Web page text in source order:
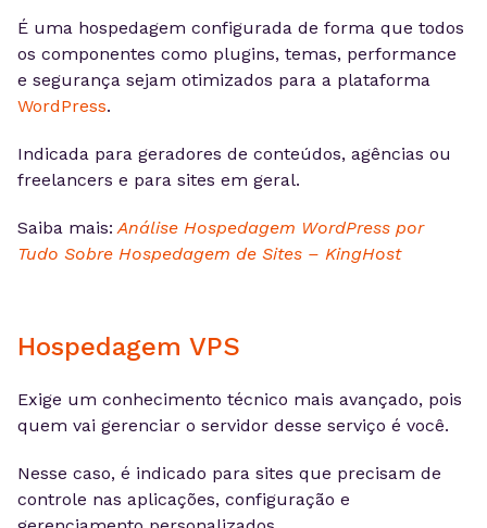
É uma hospedagem configurada de forma que todos
os componentes como plugins, temas, performance
e segurança sejam otimizados para a plataforma
WordPress.
Indicada para geradores de conteúdos, agências ou
freelancers e para sites em geral.
Saiba mais: Análise Hospedagem WordPress por
Tudo Sobre Hospedagem de Sites – KingHost
Hospedagem VPS
Exige um conhecimento técnico mais avançado, pois
quem vai gerenciar o servidor desse serviço é você.
Nesse caso, é indicado para sites que precisam de
controle nas aplicações, configuração e